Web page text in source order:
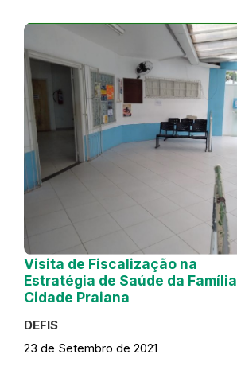
Visita de Fiscalização na
Estratégia de Saúde da Família
Cidade Praiana
DEFIS
23 de Setembro de 2021